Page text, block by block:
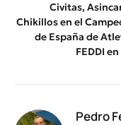
Civitas,
Chikillos en el
de España de
FEDDI
Pedro